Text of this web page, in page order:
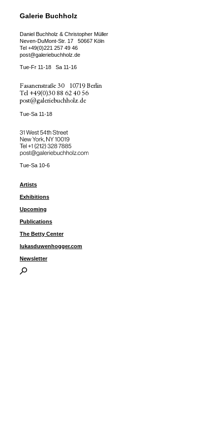
Galerie Buchholz
Daniel Buchholz & Christopher Müller
Neven-DuMont-Str. 17
50667 Köln
Tel +49(0)221 257 49 46
post@galeriebuchholz.de
Tue-Fr 11-18 Sa 11-16
Fasanenstraße 30
10719 Berlin
Tel +49(0)30 88 62 40 56
post@galeriebuchholz.de
Tue-Sa 11-18
31 West 54th Street
New York, NY 10019
Tel ++1 (212) 328 7885
post@galeriebuchholz.com
Tue-Sa 10-6
Artists
Exhibitions
Upcoming
Publications
The Betty Center
lukasduwenhogger.com
Newsletter